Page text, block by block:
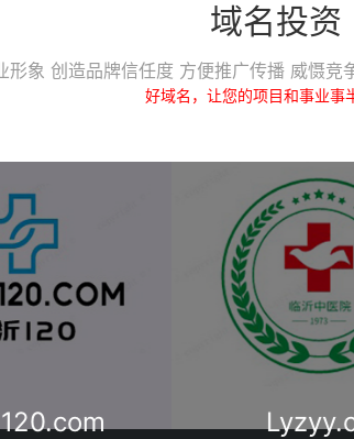
域名投资
形象 创造品牌信任度 方便推广传播 威慑竞
好域名，让您的项目和事业事
Lyzyy.cn